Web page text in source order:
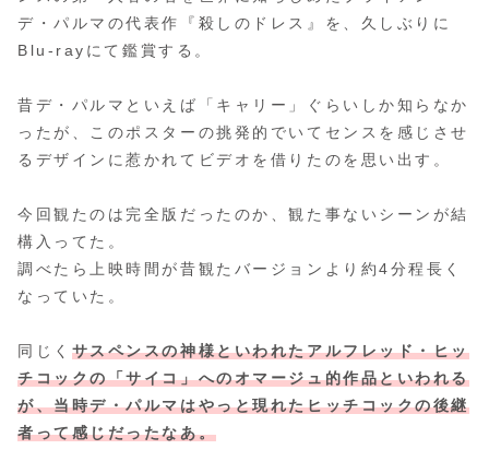
デ・パルマの代表作『殺しのドレス』を、久しぶりに
Blu-rayにて鑑賞する。
昔デ・パルマといえば「キャリー」ぐらいしか知らなか
ったが、このポスターの挑発的でいてセンスを感じさせ
るデザインに惹かれてビデオを借りたのを思い出す。
今回観たのは完全版だったのか、観た事ないシーンが結
構入ってた。
調べたら上映時間が昔観たバージョンより約4分程長く
なっていた。
同じく サスペンスの神様といわれたアルフレッド・ヒッ
チコックの「サイコ」へのオマージュ的作品といわれる
が、当時デ・パルマはやっと現れたヒッチコックの後継
者って感じだったなあ。